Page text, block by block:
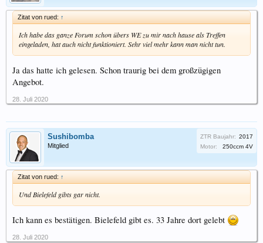
Zitat von rued: ↑
Ich habe das ganze Forum schon übers WE zu mir nach hause als Treffen
eingeladen, hat auch nicht funktioniert. Sehr viel mehr kann man nicht tun.
Ja das hatte ich gelesen. Schon traurig bei dem großzügigen
Angebot.
28. Juli 2020
Sushibomba
Mitglied
ZTR Baujahr: 2017
Motor:
250ccm 4V
Zitat von rued: ↑
Und Bielefeld gibts gar nicht.
Ich kann es bestätigen. Bielefeld gibt es. 33 Jahre dort gelebt
28. Juli 2020